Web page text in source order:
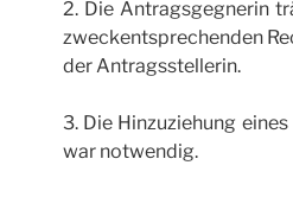
2. Die Antragsgegnerin
zweckentsprechenden
der Antragsstellerin.
3. Die Hinzuziehung
war notwendig.